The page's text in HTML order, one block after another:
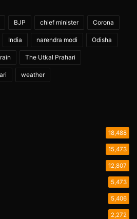
BJP chief minister Corona
India narendra modi Odisha
rain The Utkal Prahari
weather
18,488
15,473
12,807
5,473
5,406
2,272